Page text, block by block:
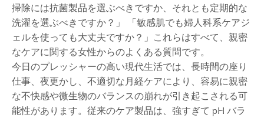
掃除には抗菌製品を選ぶべきですか、それとも定期的な
洗濯を選ぶべきですか？」 「敏感肌でも婦人科系ケアジ
ェルを使っても大丈夫ですか？」これらはすべて、親密
なケアに関する女性からのよくある質問です。
今日のプレッシャーの高い現代生活では、長時間の座り
仕事、夜更かし、不適切な月経ケアにより、容易に親密
な不快感や微生物のバランスの崩れが引き起こされる可
能性があります。従来のケア製品は、強すぎて pH バラ